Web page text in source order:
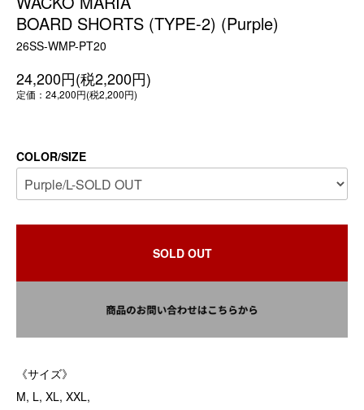
BOARD SHORTS (TYPE-2) (Purple)
26SS-WMP-PT20
24,200円(税2,200円)
定価：24,200円(税2,200円)
COLOR/SIZE
SOLD OUT
《サイズ》
M, L, XL, XXL,